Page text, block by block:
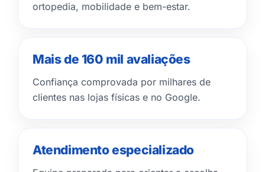
ortopedia, mobilidade e bem-estar.
Mais de 160 mil avaliações
Confiança comprovada por milhares de
clientes nas lojas físicas e no Google.
Atendimento especializado